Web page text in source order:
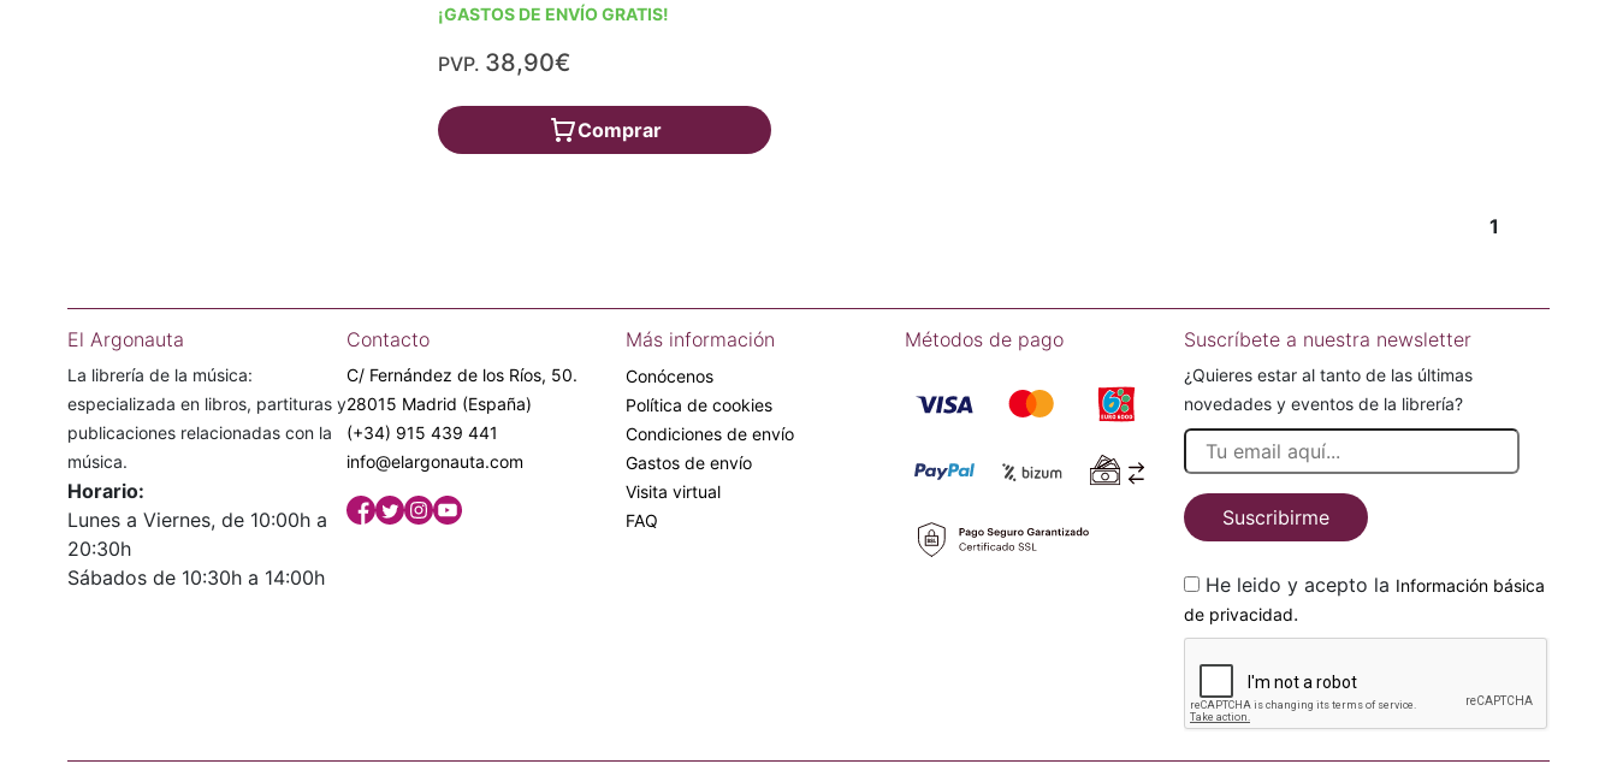
¡GASTOS DE ENVÍO GRATIS!
PVP. 38,90€
Comprar
1
El Argonauta
La librería de la música:
especializada en libros, partituras y
publicaciones relacionadas con la
música.
Horario:
Lunes a Viernes, de 10:00h a
20:30h
Sábados de 10:30h a 14:00h
Contacto
C/ Fernández de los Ríos, 50.
28015 Madrid (España)
(+34) 915 439 441
info@elargonauta.com
Más información
Conócenos
Política de cookies
Condiciones de envío
Gastos de envío
Visita virtual
FAQ
Métodos de pago Suscríbete a nuestra newsletter
¿Quieres estar al tanto de las últimas
novedades y eventos de la librería?
Suscribirme
He leido y acepto la Información básica
de privacidad.